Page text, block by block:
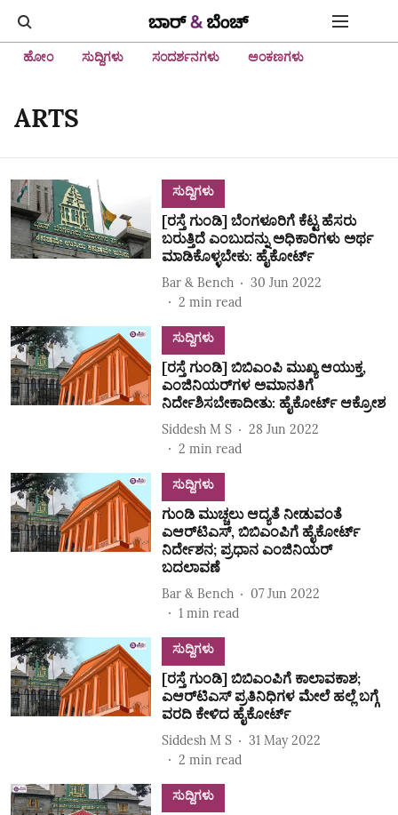
ಹೋಂ ಸುದ್ದಿಗಳು ಸಂದರ್ಶನಗಳು ಅಂಕಣಗಳು
ARTS
ಸುದ್ದಿಗಳು
[ರಸ್ತೆ ಗುಂಡಿ] ಬೆಂಗಳೂರಿಗೆ ಕೆಟ್ಟ ಹೆಸರು
ಬರುತ್ತಿದೆ ಎಂಬುದನ್ನು ಅಧಿಕಾರಿಗಳು ಅರ್ಥ
ಮಾಡಿಕೊಳ್ಳಬೇಕು: ಹೈಕೋರ್ಟ್‌
Bar & Bench
30 Jun 2022
2 min read
ಸುದ್ದಿಗಳು
[ರಸ್ತೆ ಗುಂಡಿ] ಬಿಬಿಎಂಪಿ ಮುಖ್ಯ ಆಯುಕ್ತ,
ಎಂಜಿನಿಯರ್‌ಗಳ ಅಮಾನತಿಗೆ
ನಿರ್ದೇಶಿಸಬೇಕಾದೀತು: ಹೈಕೋರ್ಟ್‌ ಆಕ್ರೋಶ
Siddesh M S
28 Jun 2022
2 min read
ಸುದ್ದಿಗಳು
ಗುಂಡಿ ಮುಚ್ಚಲು ಆದ್ಯತೆ ನೀಡುವಂತೆ
ಎಆರ್‌ಟಿಎಸ್‌, ಬಿಬಿಎಂಪಿಗೆ ಹೈಕೋರ್ಟ್‌
ನಿರ್ದೇಶನ; ಪ್ರಧಾನ ಎಂಜಿನಿಯರ್‌
ಬದಲಾವಣೆ
Bar & Bench
07 Jun 2022
1 min read
ಸುದ್ದಿಗಳು
[ರಸ್ತೆ ಗುಂಡಿ] ಬಿಬಿಎಂಪಿಗೆ ಕಾಲಾವಕಾಶ;
ಎಆರ್‌ಟಿಎಸ್‌ ಪ್ರತಿನಿಧಿಗಳ ಮೇಲೆ ಹಲ್ಲೆ ಬಗ್ಗೆ
ವರದಿ ಕೇಳಿದ ಹೈಕೋರ್ಟ್‌
Siddesh M S
31 May 2022
2 min read
ಸುದ್ದಿಗಳು